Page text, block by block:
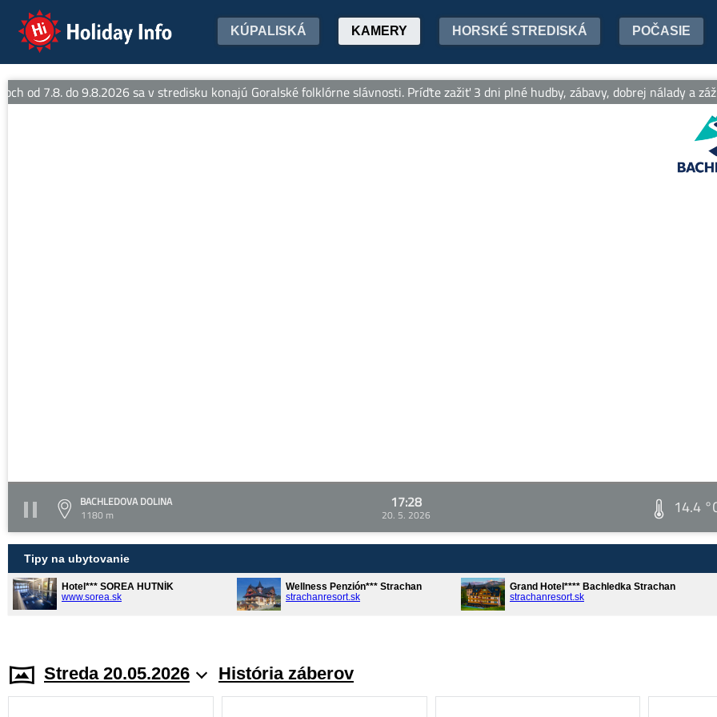
Holiday Info KÚPALISKÁ KAMERY HORSKÉ STREDISKÁ POČASIE
od 7.8. do 9.8.2026 sa v stredisku konajú Goralské folklórne slávnosti. Príďte zažiť 3 dni plné hudby, zábavy, dobrej nálady a
BACHLEDOVA DOLINA
1180 m
17:28
20. 5. 2026 14.4
Tipy na ubytovanie
Hotel*** SOREA HUTNÍK
www.sorea.sk
Wellness Penzión*** Strachan
strachanresort.sk
Grand Hotel**** Bachledka Strachan
strachanresort.sk
Streda 20.05.2026 História záberov